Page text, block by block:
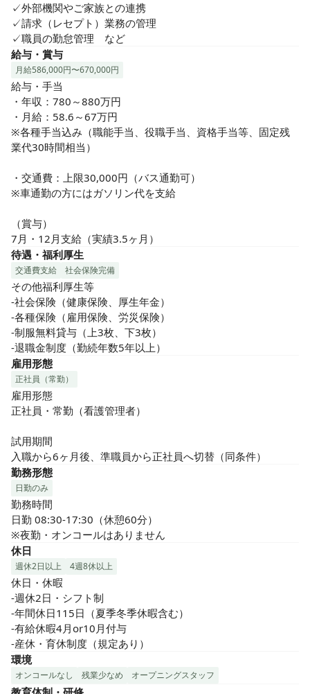
✓外部機関やご家族との連携
✓請求（レセプト）業務の管理
✓職員の勤怠管理　など
給与・賞与
月給586,000円〜670,000円
給与・手当
・年収：780～880万円
・月給：58.6～67万円
※各種手当込み（職能手当、役職手当、資格手当等、固定残
業代30時間相当）
・交通費：上限30,000円（バス通勤可）
※車通勤の方にはガソリン代を支給
（賞与）
7月・12月支給（実績3.5ヶ月）
待遇・福利厚生
交通費支給 社会保険完備
その他福利厚生等
-社会保険（健康保険、厚生年金）
-各種保険（雇用保険、労災保険）
-制服無料貸与（上3枚、下3枚）
-退職金制度（勤続年数5年以上）
雇用形態
正社員（常勤）
雇用形態
正社員・常勤（看護管理者）
試用期間
入職から6ヶ月後、準職員から正社員へ切替（同条件）
勤務形態
日勤のみ
勤務時間
日勤 08:30-17:30（休憩60分）
※夜勤・オンコールはありません
休日
週休2日以上 4週8休以上
休日・休暇
-週休2日・シフト制
-年間休日115日（夏季冬季休暇含む）
-有給休暇4月or10月付与
-産休・育休制度（規定あり）
環境
オンコールなし 残業少なめ オープニングスタッフ